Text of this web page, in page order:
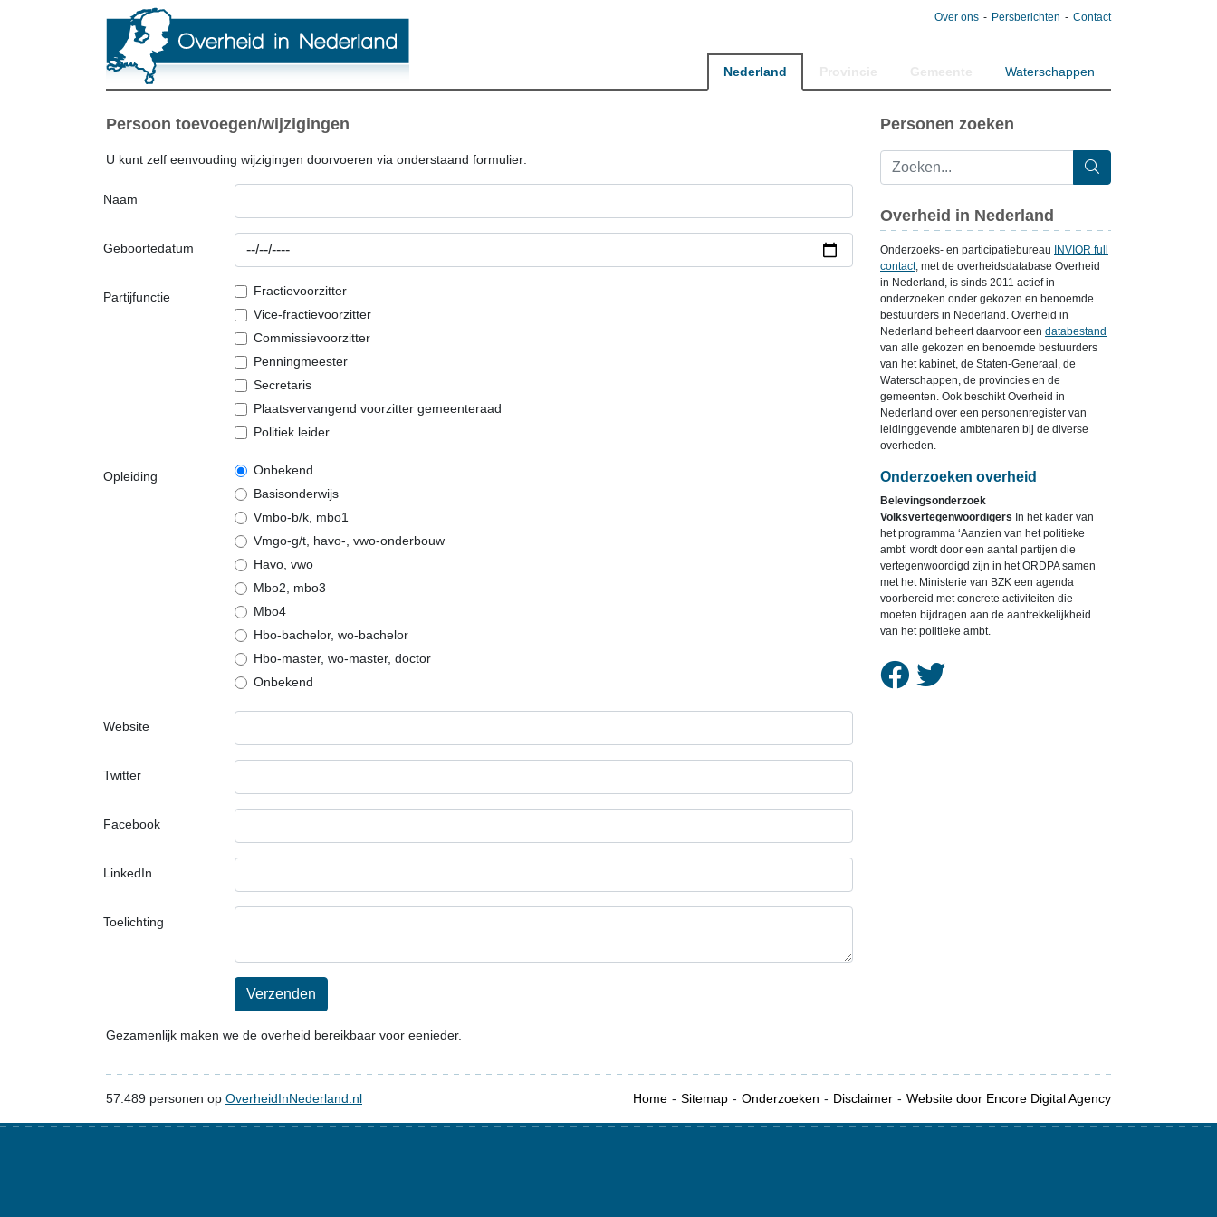
Over ons Persberichten Contact
Nederland Waterschappen
Persoon toevoegen/wijzigingen
U kunt zelf eenvouding wijzigingen doorvoeren via onderstaand formulier:
Naam
Geboortedatum
Partijfunctie
Fractievoorzitter
Vice-fractievoorzitter
Commissievoorzitter
Penningmeester
Secretaris
Plaatsvervangend voorzitter gemeenteraad
Politiek leider
Opleiding
Onbekend
Basisonderwijs
Vmbo-b/k, mbo1
Vmgo-g/t, havo-, vwo-onderbouw
Havo, vwo
Mbo2, mbo3
Mbo4
Hbo-bachelor, wo-bachelor
Hbo-master, wo-master, doctor
Onbekend
Website
Twitter
Facebook
LinkedIn
Toelichting
Verzenden
Gezamenlijk maken we de overheid bereikbaar voor eenieder.
Personen zoeken
Overheid in Nederland
Onderzoeks- en participatiebureau
INVIOR full
contact, met de overheidsdatabase Overheid
in Nederland, is sinds 2011 actief in
onderzoeken onder gekozen en benoemde
bestuurders in Nederland. Overheid in
Nederland beheert daarvoor een databestand
van alle gekozen en benoemde bestuurders
van het kabinet, de Staten-Generaal, de
Waterschappen, de provincies en de
gemeenten. Ook beschikt Overheid in
Nederland over een personenregister van
leidinggevende ambtenaren bij de diverse
overheden.
Onderzoeken overheid
Belevingsonderzoek
Volksvertegenwoordigers In het kader van
het programma ‘Aanzien van het politieke
ambt’ wordt door een aantal partijen die
vertegenwoordigd zijn in het ORDPA samen
met het Ministerie van BZK een agenda
voorbereid met concrete activiteiten die
moeten bijdragen aan de aantrekkelijkheid
van het politieke ambt.
57.489 personen op OverheidInNederland.nl Home Sitemap Onderzoeken Disclaimer Website door Encore Digital Agency